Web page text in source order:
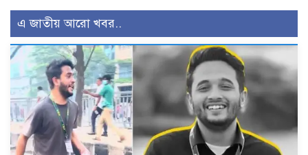
এ জাতীয় আরো খবর..